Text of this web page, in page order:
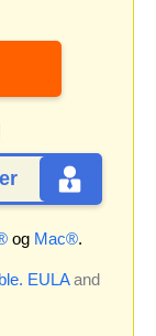
og Mac®.
EULAand